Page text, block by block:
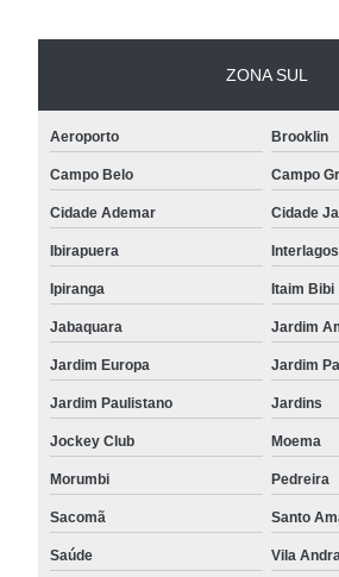
ZONA SUL
Aeroporto Brooklin
Campo Belo Campo
Cidade Ademar Cidade
Ibirapuera Interlagos
Ipiranga Itaim Bibi
Jabaquara Jardim
Jardim Europa Jardim
Jardim Paulistano Jardins
Jockey Club Moema
Morumbi Pedreira
Sacomã Santo
Saúde Vila